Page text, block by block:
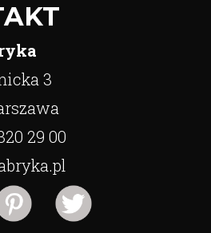
3
29 00